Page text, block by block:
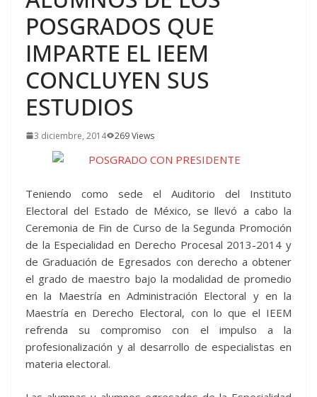
POSGRADOS QUE
IMPARTE EL IEEM
CONCLUYEN SUS
ESTUDIOS
3 diciembre, 2014 269 Views
Teniendo como sede el Auditorio del Instituto
Electoral del Estado de México, se llevó a cabo la
Ceremonia de Fin de Curso de la Segunda Promoción
de la Especialidad en Derecho Procesal 2013-2014 y
de Graduación de Egresados con derecho a obtener
el grado de maestro bajo la modalidad de promedio
en la Maestría en Administración Electoral y en la
Maestría en Derecho Electoral, con lo que el IEEM
refrenda su compromiso con el impulso a la
profesionalización y al desarrollo de especialistas en
materia electoral.